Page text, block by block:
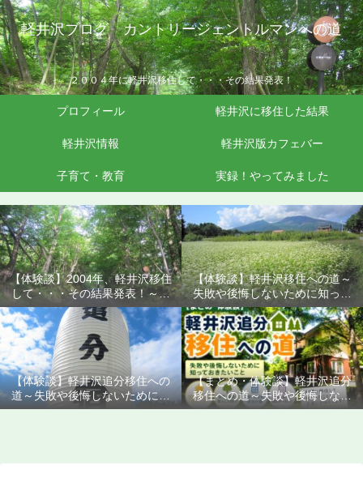
軽井沢ブログ カントリージェントルマンへの道
２００４年に軽井沢移住して・・・その結果発表！
プロフィール 軽井沢に移住した結果
軽井沢情報 軽井沢版カフェバー
子育て・教育 実録！やってみました
【体験談】2004年、軽井沢移住
して・・・その結果発表！～失
敗や後悔しないために知ってお
きたいこと
【体験談】軽井沢移住への道～
失敗や後悔しないために知って
おきたいこと
【体験談】軽井沢追分移住への
道～失敗や後悔しないために知
っておきたいこと
【まとめ・体験談】軽井沢追分
移住への道～失敗や後悔しない
ために知っておきたいこと